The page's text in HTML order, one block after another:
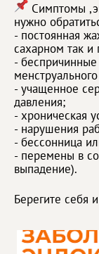
Симптомы
нужно
- постоянная
сахарном так и
-
- учащенное
давления;
- хроническая
- нарушения
- бессонница
- перемены в
выпадение).
Берегите себя